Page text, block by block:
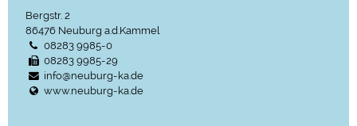
Bergstr. 2
86476 Neuburg a.d.Kammel
08283 9985-0
08283 9985-29
info@neuburg-ka.de
www.neuburg-ka.de